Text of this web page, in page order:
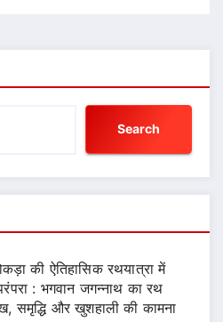
Search
की ऐतिहासिक रथयात्रा में
: भगवान जगन्नाथ का रथ
समृद्धि और खुशहाली की कामना